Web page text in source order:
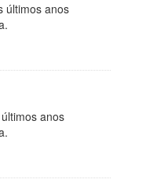
últimos anos
anos